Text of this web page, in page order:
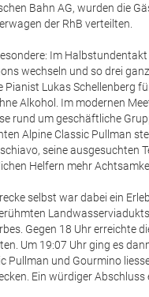
Bahn AG, wurden die
der RhB verteilten.
Im
wechseln und so drei
Pianist Lukas Schellenberg
Alkohol. Im modernen
rund um geschäftliche
Alpine Classic Pullman
seine ausgesuchten
Helfern mehr
selbst war dabei ein
Gegen 18 Uhr erreichte
Um 19:07 Uhr ging es
Pullman und Gourmino
Ein würdiger Abschluss